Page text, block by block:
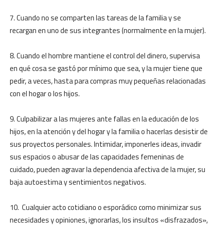
7. Cuando no se comparten las tareas de la familia y se
recargan en uno de sus integrantes (normalmente en la mujer).
8. Cuando el hombre mantiene el control del dinero, supervisa
en qué cosa se gastó por mínimo que sea, y la mujer tiene que
pedir, a veces, hasta para compras muy pequeñas relacionadas
con el hogar o los hijos.
9. Culpabilizar a las mujeres ante fallas en la educación de los
hijos, en la atención y del hogar y la familia o hacerlas desistir de
sus proyectos personales. Intimidar, imponerles ideas, invadir
sus espacios o abusar de las capacidades femeninas de
cuidado, pueden agravar la dependencia afectiva de la mujer, su
baja autoestima y sentimientos negativos.
10. Cualquier acto cotidiano o esporádico como minimizar sus
necesidades y opiniones, ignorarlas, los insultos «disfrazados»,